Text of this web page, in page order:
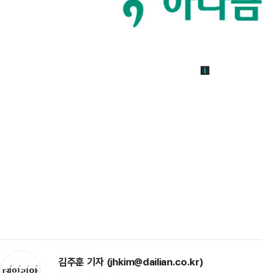
김주훈 기자 (jhkim@dailian.co.kr)